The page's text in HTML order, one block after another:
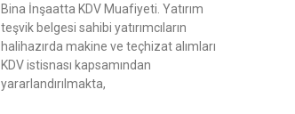
Bina İnşaatta KDV Muafiyeti. Yatırım
teşvik belgesi sahibi yatırımcıların
halihazırda makine ve teçhizat alımları
KDV istisnası kapsamından
yararlandırılmakta,